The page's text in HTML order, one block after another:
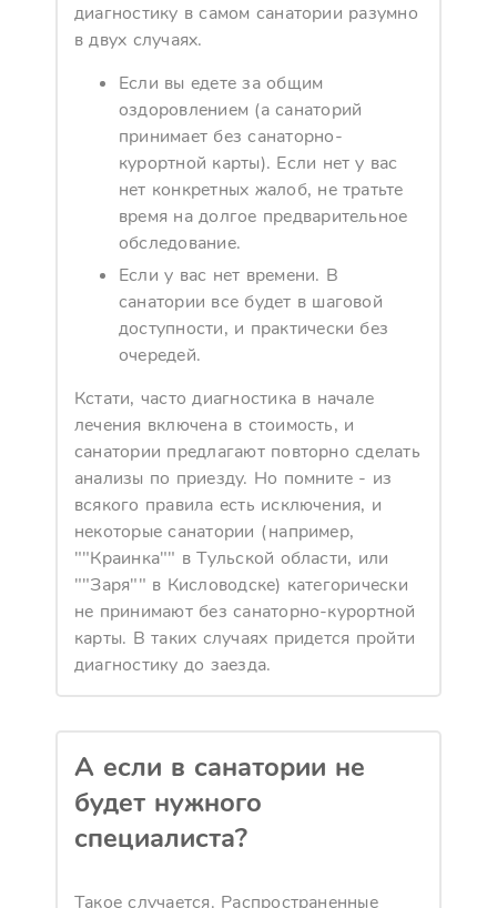
диагностику в самом санатории разумно
в двух случаях.
Если вы едете за общим
оздоровлением (а санаторий
принимает без санаторно-
курортной карты). Если нет у вас
нет конкретных жалоб, не тратьте
время на долгое предварительное
обследование.
Если у вас нет времени. В
санатории все будет в шаговой
доступности, и практически без
очередей.
Кстати, часто диагностика в начале
лечения включена в стоимость, и
санатории предлагают повторно сделать
анализы по приезду. Но помните - из
всякого правила есть исключения, и
некоторые санатории (например,
""Краинка"" в Тульской области, или
""Заря"" в Кисловодске) категорически
не принимают без санаторно-курортной
карты. В таких случаях придется пройти
диагностику до заезда.
А если в санатории не
будет нужного
специалиста?
Такое случается. Распространенные